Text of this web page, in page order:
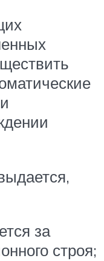
за
строя;